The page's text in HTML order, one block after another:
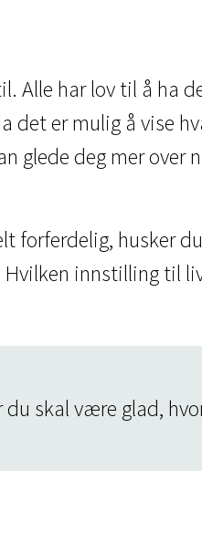
Alle har lov til å ha
det er mulig å vise
glede deg mer over
forferdelig, husker
innstilling til
skal være glad,